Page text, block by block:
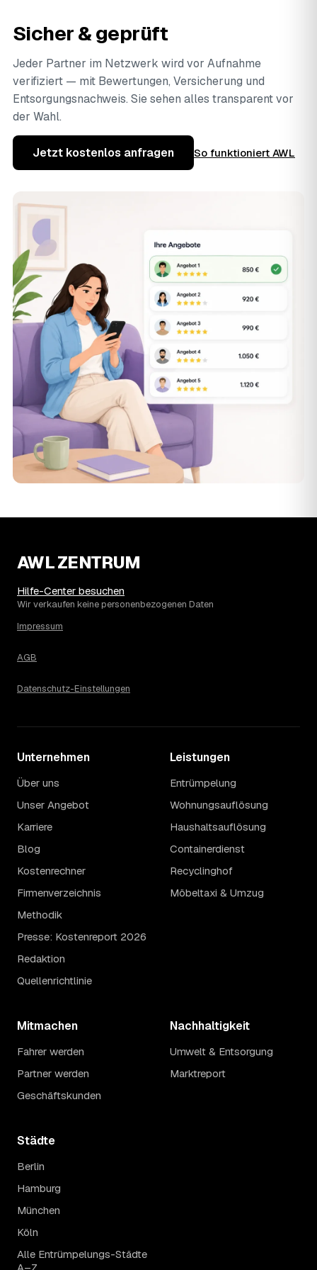
Sicher & geprüft
Jeder Partner im Netzwerk wird vor Aufnahme
verifiziert — mit Bewertungen, Versicherung und
Entsorgungsnachweis. Sie sehen alles transparent vor
der Wahl.
Jetzt kostenlos anfragen So funktioniert AWL
AWL ZENTRUM
Hilfe-Center besuchen
Wir verkaufen keine personenbezogenen Daten
Impressum
AGB
Datenschutz-Einstellungen
Unternehmen
Über uns
Unser Angebot
Karriere
Blog
Kostenrechner
Firmenverzeichnis
Methodik
Presse: Kostenreport 2026
Redaktion
Quellenrichtlinie
Leistungen
Entrümpelung
Wohnungsauflösung
Haushaltsauflösung
Containerdienst
Recyclinghof
Möbeltaxi & Umzug
Mitmachen
Fahrer werden
Partner werden
Geschäftskunden
Nachhaltigkeit
Umwelt & Entsorgung
Marktreport
Städte
Berlin
Hamburg
München
Köln
Alle Entrümpelungs-Städte